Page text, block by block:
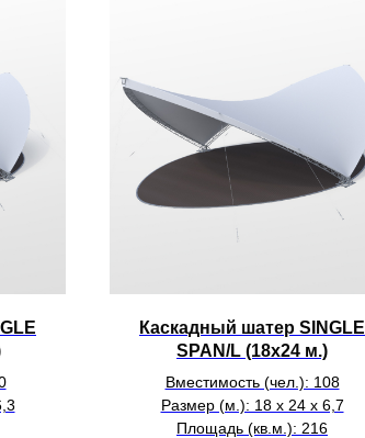
Каскадный шатер SINGLE
SPAN/L (18x24 м.)
Вместимость (чел.): 108
Размер (м.): 18 х 24 х 6,7
Площадь (кв.м.): 216